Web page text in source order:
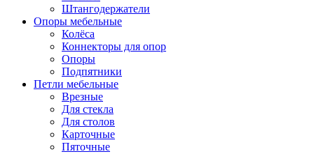
Штангодержатели
Опоры мебельные
Колёса
Коннекторы для опор
Опоры
Подпятники
Петли мебельные
Врезные
Для стекла
Для столов
Карточные
Пяточные